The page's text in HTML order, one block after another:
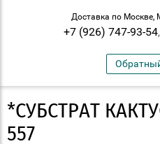
Доставка по Москве,
+7 (926) 747-93-54,
*СУБСТРАТ
557